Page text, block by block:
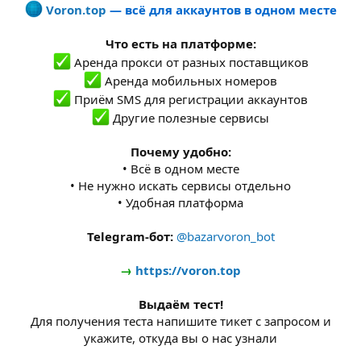
Voron.top — всё для аккаунтов в одном месте
Что есть на платформе:
Аренда прокси от разных поставщиков
Аренда мобильных номеров
Приём SMS для регистрации аккаунтов
Другие полезные сервисы
Почему удобно:
• Всё в одном месте
• Не нужно искать сервисы отдельно
• Удобная платформа
Telegram-бот: @bazarvoron_bot
→ https://voron.top
Выдаём тест!
Для получения теста напишите тикет с запросом и
укажите, откуда вы о нас узнали